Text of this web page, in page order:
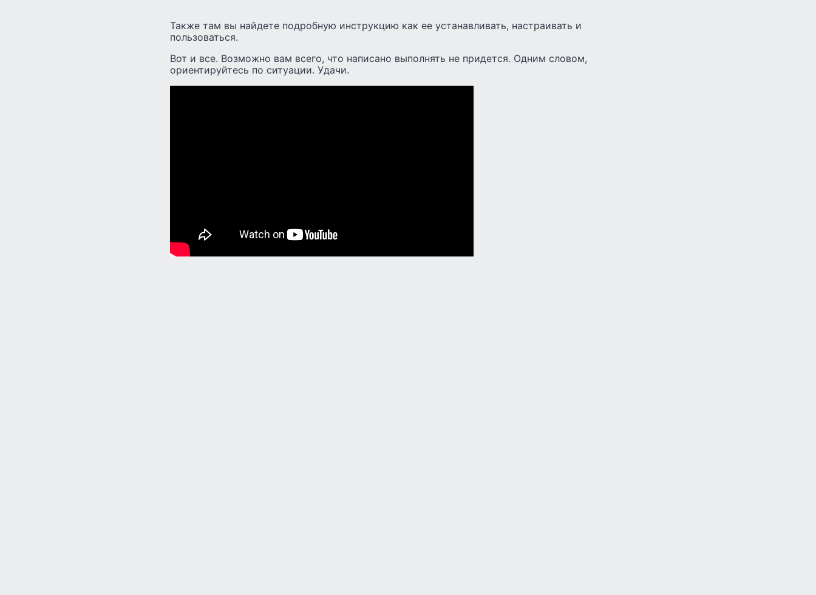
Также там вы найдете подробную инструкцию как ее устанавливать, настраивать и
пользоваться.
Вот и все. Возможно вам всего, что написано выполнять не придется. Одним словом,
ориентируйтесь по ситуации. Удачи.